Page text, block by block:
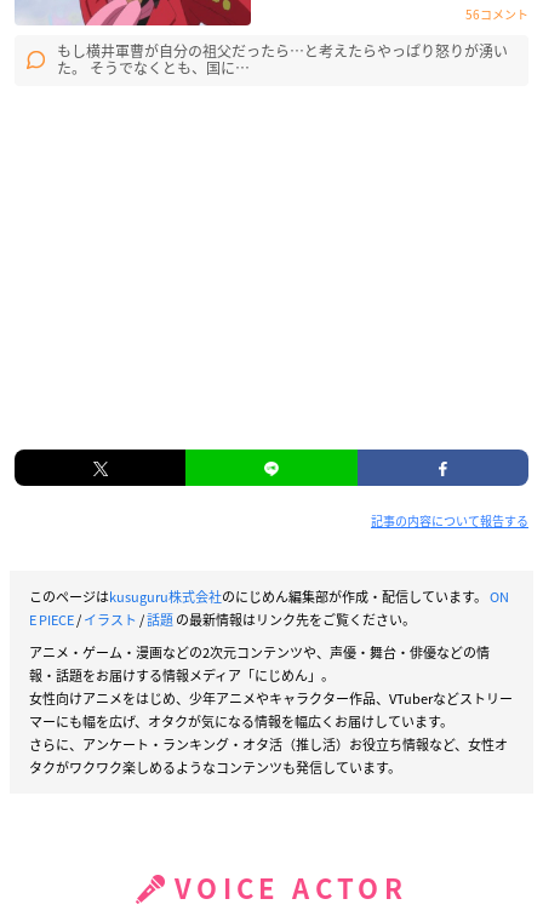
56コメント
もし横井軍曹が自分の祖父だったら…と考えたらやっぱり怒りが湧い
た。 そうでなくとも、国に…
記事の内容について報告する
このページはkusuguru株式会社のにじめん編集部が作成・配信しています。 ON
E PIECE/イラスト /話題の最新情報はリンク先をご覧ください。
アニメ・ゲーム・漫画などの2次元コンテンツや、声優・舞台・俳優などの情
報・話題をお届けする情報メディア「にじめん」。
女性向けアニメをはじめ、少年アニメやキャラクター作品、VTuberなどストリー
マーにも幅を広げ、オタクが気になる情報を幅広くお届けしています。
さらに、アンケート・ランキング・オタ活（推し活）お役立ち情報など、女性オ
タクがワクワク楽しめるようなコンテンツも発信しています。
VOICE ACTOR